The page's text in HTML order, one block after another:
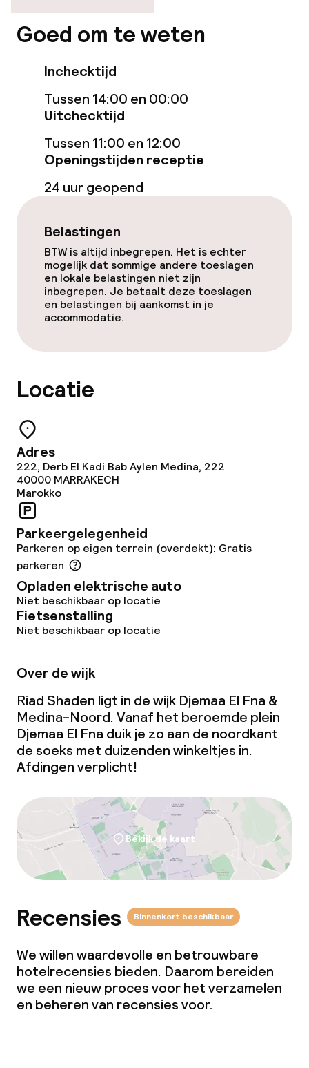
Entertainment
Gratis wifi
Zonneterras
Eet- en drinkgelegenheden
Restaurant
Eet- en drinkdiensten
Ontbijt geserveerd aan tafel
Lunch à la carte
Diner à la carte
Laat ontbijt
Dieetopties
Speciale dieetopties
Vegetarische opties
Schoonmaakvoorzieningen
Wasservice
Beleid
Er wordt geen alcohol geschonken
Goed om te weten
Inchecktijd
Tussen 14:00 en 00:00
Uitchecktijd
Tussen 11:00 en 12:00
Openingstijden receptie
24 uur geopend
Belastingen
BTW is altijd inbegrepen. Het is echter
mogelijk dat sommige andere toeslagen
en lokale belastingen niet zijn
inbegrepen. Je betaalt deze toeslagen
en belastingen bij aankomst in je
accommodatie.
Locatie
Adres
222, Derb El Kadi Bab Aylen Medina, 222
40000 MARRAKECH
Marokko
Parkeergelegenheid
Parkeren op eigen terrein (overdekt): Gratis
parkeren
Opladen elektrische auto
Niet beschikbaar op locatie
Fietsenstalling
Niet beschikbaar op locatie
Over de wijk
Riad Shaden ligt in de wijk Djemaa El Fna &
Medina-Noord. Vanaf het beroemde plein
Djemaa El Fna duik je zo aan de noordkant
de soeks met duizenden winkeltjes in.
Afdingen verplicht!
Bekijk de kaart
Recensies Binnenkort beschikbaar
We willen waardevolle en betrouwbare
hotelrecensies bieden. Daarom bereiden
we een nieuw proces voor het verzamelen
en beheren van recensies voor.